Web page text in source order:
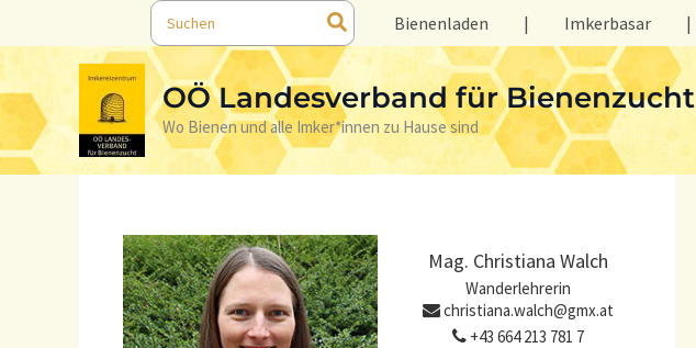
to
content
Search
for:
Bienenladen | Imkerbasar |
OÖ Landesverband für Bienenzucht
Wo Bienen und alle Imker*innen zu Hause sind
Mag. Christiana Walch
Wanderlehrerin
+43 664 213 781 7
christiana.walch@gmx.at